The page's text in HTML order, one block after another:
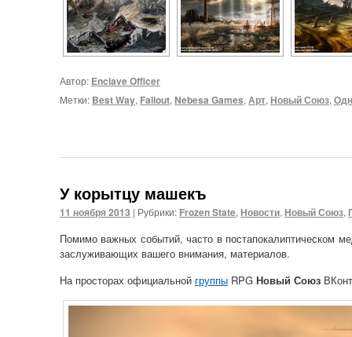
Автор: Enclave Officer
Метки: Best Way, Fallout, Nebesa Games, Арт, Новый Союз,
У корытцу машекъ
11 ноября 2013 | Рубрики: Frozen State, Новости, Новый Союз,
Помимо важных событий, часто в постапокалиптическом
заслуживающих вашего внимания, материалов.
На просторах официальной группы RPG Новый Союз